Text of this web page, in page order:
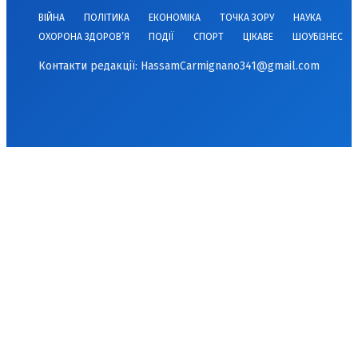
ВІЙНА ПОЛІТИКА ЕКОНОМІКА ТОЧКА ЗОРУ
НАУКА
ОХОРОНА ЗДОРОВ’Я
ПОДІЇ СПОРТ ЦІКАВЕ ШОУБІЗНЕС
Контакти редакції: HassamCarmignano341@gmail.com